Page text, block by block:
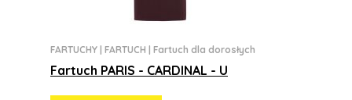
FARTUCHY FARTUCH Fartuch dla dorosłych
Fartuch PARIS - CARDINAL - U